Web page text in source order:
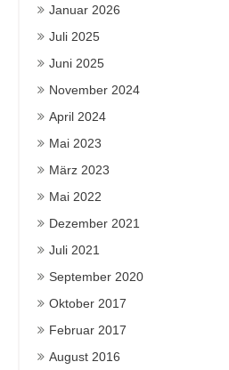
Januar 2026
Juli 2025
Juni 2025
November 2024
April 2024
Mai 2023
März 2023
Mai 2022
Dezember 2021
Juli 2021
September 2020
Oktober 2017
Februar 2017
August 2016